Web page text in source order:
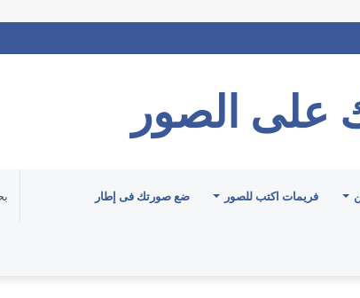
على الصور
فريمات اكتب للصور ضع صورتك فى إطار